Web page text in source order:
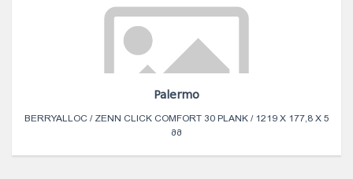
Palermo
BERRYALLOC / ZENN CLICK COMFORT 30 PLANK / 1219 X 177,8 X 5
ᲛᲛ